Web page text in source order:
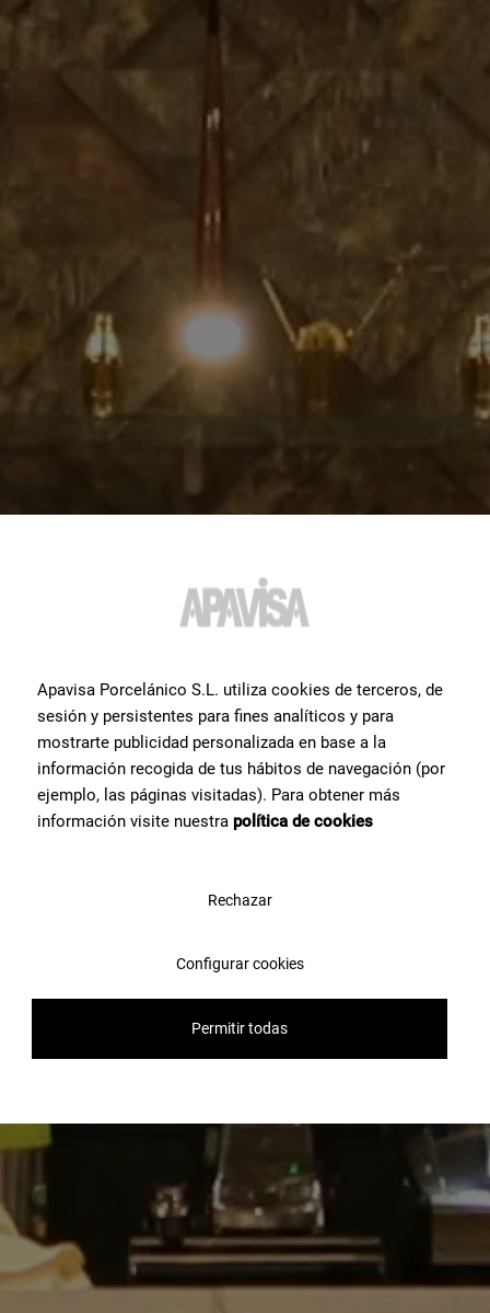
Apavisa Porcelánico S.L. utiliza cookies de terceros, de
sesión y persistentes para fines analíticos y para
mostrarte publicidad personalizada en base a la
información recogida de tus hábitos de navegación (por
ejemplo, las páginas visitadas). Para obtener más
información visite nuestra política de cookies
Rechazar
Configurar cookies
Permitir todas